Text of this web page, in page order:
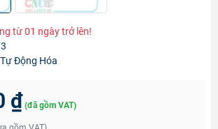
từ 01 ngày trở lên!
Động Hóa
₫ (đã gồm VAT)